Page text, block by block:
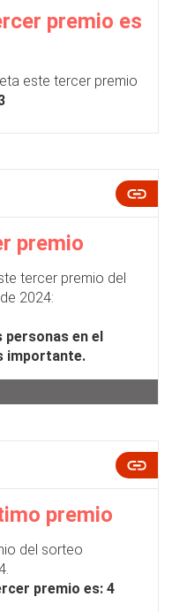
premio es
este tercer premio
premio
tercer premio del
2024:
personas en el
importante.
premio
del sorteo
premio es: 4